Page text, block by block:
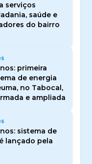
serviços
saúde e
do bairro
primeira
de energia
no Tabocal,
e ampliada
sistema de
lançado pela